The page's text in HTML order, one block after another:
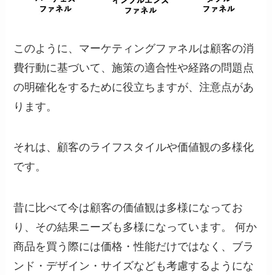
このように、マーケティングファネルは顧客の消
費行動に基づいて、施策の適合性や経路の問題点
の明確化をするために役立ちますが、注意点があ
ります。
それは、顧客のライフスタイルや価値観の多様化
です。
昔に比べて今は顧客の価値観は多様になってお
り、その結果ニーズも多様になっています。 何か
商品を買う際には価格・性能だけではなく、ブラ
ンド・デザイン・サイズなども考慮するようにな